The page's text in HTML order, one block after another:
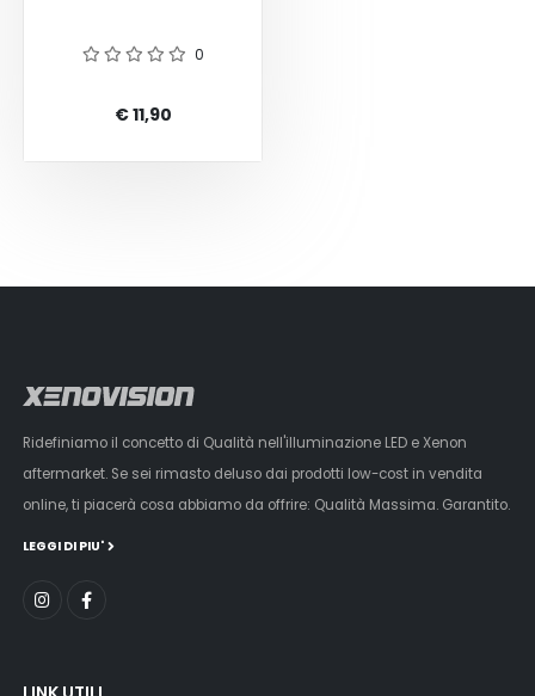
0
€ 11,90
Ridefiniamo il concetto di Qualità nell'illuminazione LED e Xenon
aftermarket. Se sei rimasto deluso dai prodotti low-cost in vendita
online, ti piacerà cosa abbiamo da offrire: Qualità Massima. Garantito.
LEGGI DI PIU'